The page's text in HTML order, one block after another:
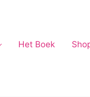
Het Boek